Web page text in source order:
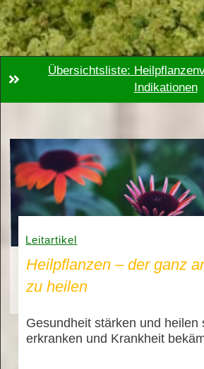
Übersichtsliste:
Indikationen
Leitartikel
Heilpflanzen – der ganz
zu heilen
Gesundheit stärken und heilen
erkranken und Krankheit